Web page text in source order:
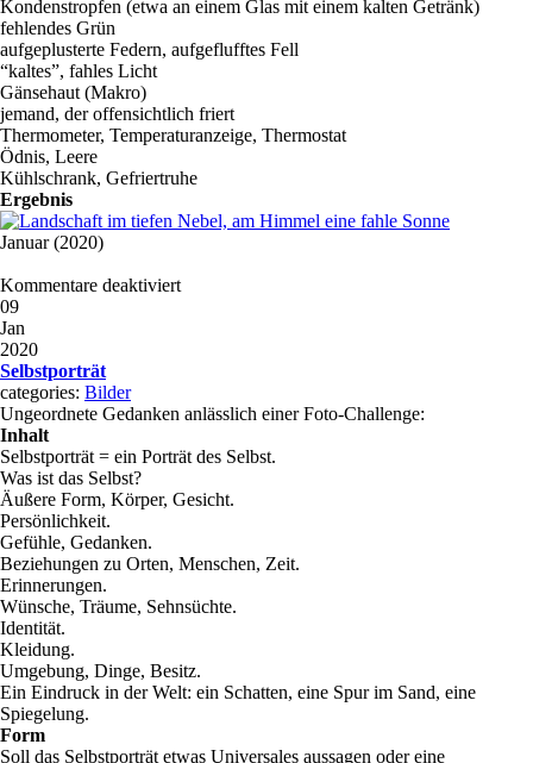
Kondenstropfen (etwa an einem Glas mit einem kalten Getränk)
fehlendes Grün
aufgeplusterte Federn, aufgeflufftes Fell
“kaltes”, fahles Licht
Gänsehaut (Makro)
jemand, der offensichtlich friert
Thermometer, Temperaturanzeige, Thermostat
Ödnis, Leere
Kühlschrank, Gefriertruhe
Ergebnis
Januar (2020)
Kommentare deaktiviert
09
Jan
2020
Selbstporträt
categories: Bilder
Ungeordnete Gedanken anlässlich einer Foto-Challenge:
Inhalt
Selbstporträt = ein Porträt des Selbst.
Was ist das Selbst?
Äußere Form, Körper, Gesicht.
Persönlichkeit.
Gefühle, Gedanken.
Beziehungen zu Orten, Menschen, Zeit.
Erinnerungen.
Wünsche, Träume, Sehnsüchte.
Identität.
Kleidung.
Umgebung, Dinge, Besitz.
Ein Eindruck in der Welt: ein Schatten, eine Spur im Sand, eine
Spiegelung.
Form
Soll das Selbstporträt etwas Universales aussagen oder eine